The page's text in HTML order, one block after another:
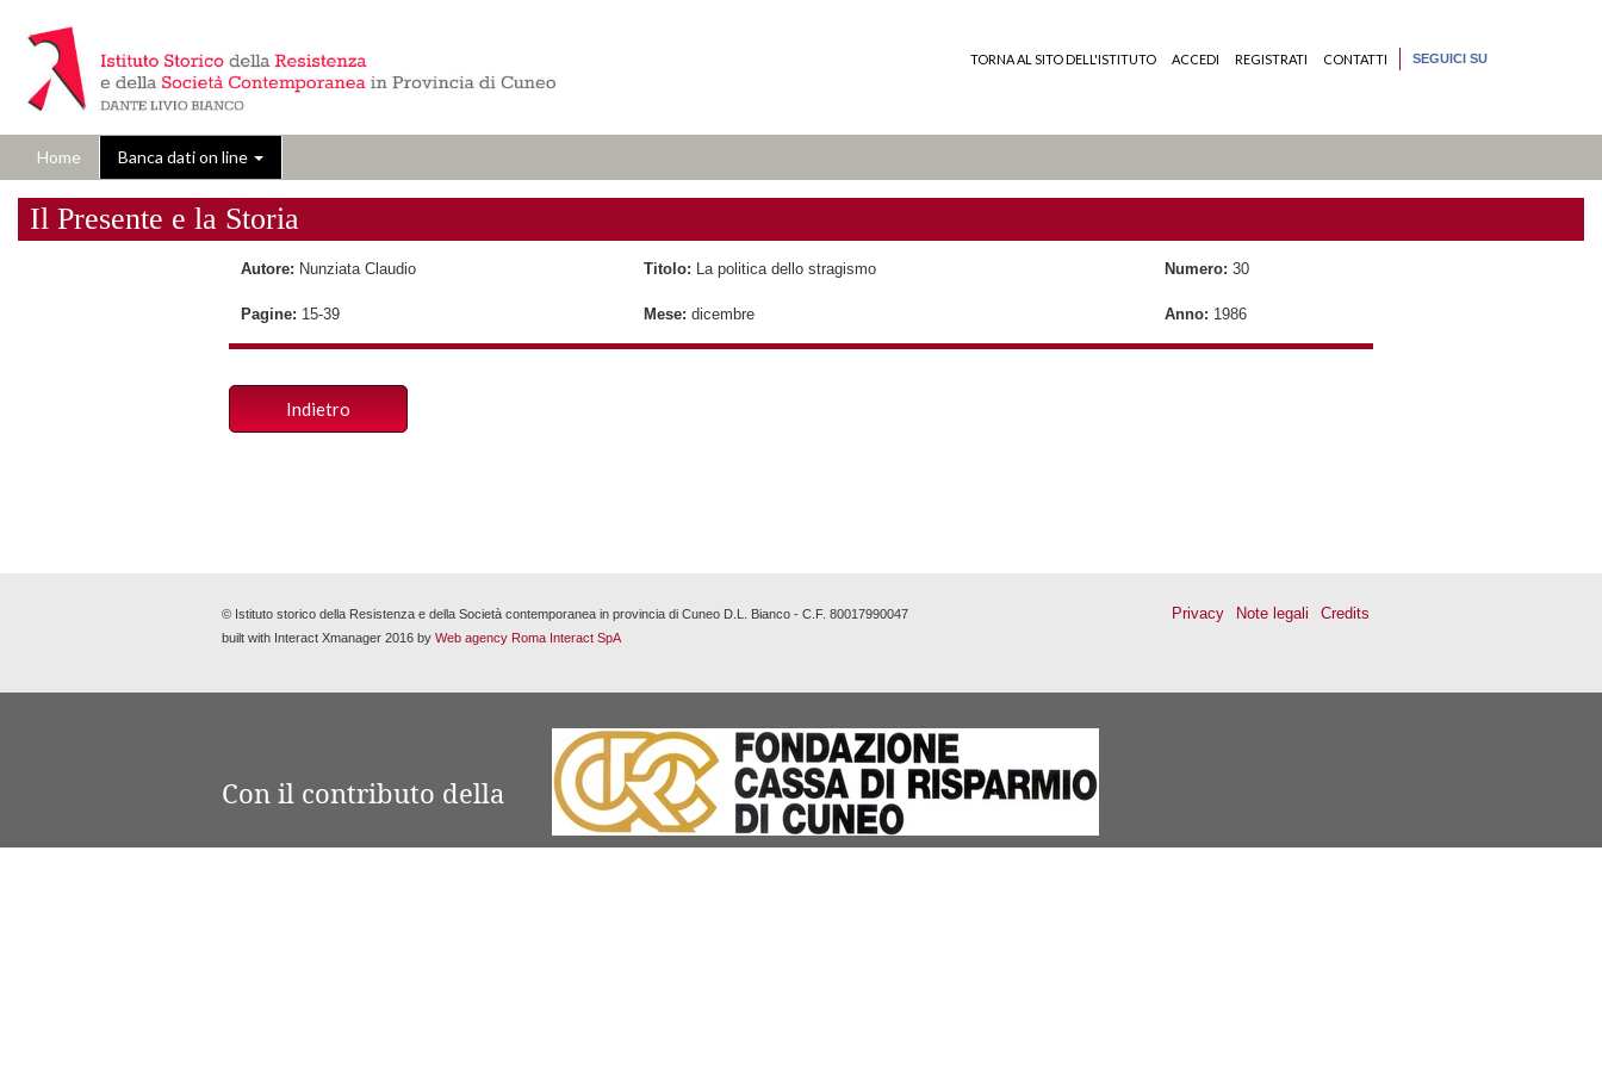
TORNA AL SITO DELL'ISTITUTO ACCEDI REGISTRATI CONTATTI SEGUICI SU
Home Banca dati on line
Il Presente e la Storia
Autore: Nunziata Claudio Titolo: La politica dello stragismo Numero: 30
Pagine: 15-39 Mese: dicembre Anno: 1986
Indietro
© Istituto storico della Resistenza e della Società contemporanea in provincia di Cuneo D.L. Bianco - C.F. 80017990047 Credits
Note legali
Privacy
built with Interact Xmanager 2016 by Web agency Roma Interact SpA
Con il contributo della